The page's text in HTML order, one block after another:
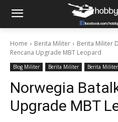
Home Berita Militer Berita Militer
Rencana Upgrade MBT Leopard
Blog Militer Berita Militer Berita
Norwegia
Upgrade MBT